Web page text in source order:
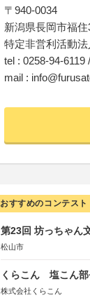
〒940‐0034
新潟県長岡市福住
特定非営利活動
tel : 0258-94-6119
mail :
おすすめのコンテスト
第23回 坊っちゃん
松山市
くらこん 塩こん部
株式会社くらこん